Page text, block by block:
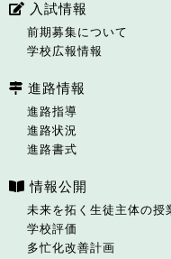
入試情報
前期募集について
学校広報情報
進路情報
進路指導
進路状況
進路書式
情報公開
未来を拓く生徒主体の授
学校評価
多忙化改善計画